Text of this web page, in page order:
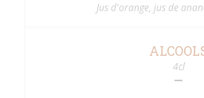
Jus d'orange, jus de
4cl